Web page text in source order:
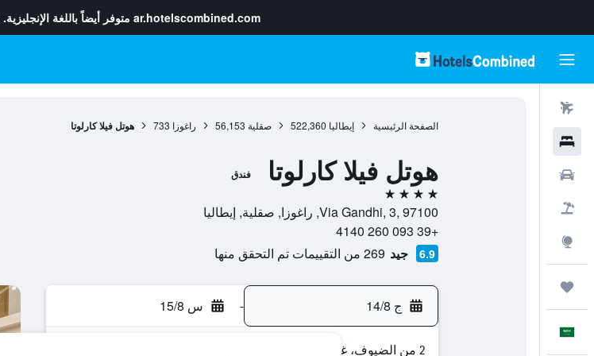
ar.hotelscombined.com متوفر أيضاً باللغة الإنجليزية.
الصفحة الرئيسية إيطاليا 522,360 صقلية 56,153 راغوزا 733 هوتل فيلا كارلوتا
هوتل فيلا كارلوتا فندق
4 نجوم
Via Gandhi, 3, 97100, راغوزا, صقلية, إيطاليا
+39 093 260 4140
6.9 جيد 269 من التقييمات تم التحقق منها
ج 14/8 - س 15/8
2 من الضيوف، غرفة واحدة